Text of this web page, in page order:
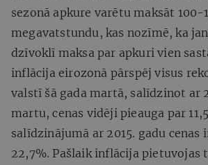
sezonā apkure varētu maksāt 100-
megavatstundu, kas nozīmē, ka
dzīvoklī maksa par apkuri vien
inflācija eirozonā pārspēj visus
valstī šā gada martā, salīdzinot ar
martu, cenas vidēji pieauga par
salīdzinājumā ar 2015. gadu cenas
22,7%. Pašlaik inflācija pietuvojas